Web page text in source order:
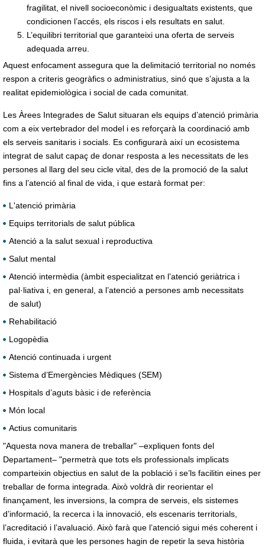
fragilitat, el nivell socioeconòmic i desigualtats existents, que
condicionen l’accés, els riscos i els resultats en salut.
L’equilibri territorial que garanteixi una oferta de serveis
adequada arreu.
Aquest enfocament assegura que la delimitació territorial no només
respon a criteris geogràfics o administratius, sinó que s’ajusta a la
realitat epidemiològica i social de cada comunitat.
Les Àrees Integrades de Salut situaran els equips d’atenció primària
com a eix vertebrador del model i es reforçarà la coordinació amb
els serveis sanitaris i socials. Es configurarà així un ecosistema
integrat de salut capaç de donar resposta a les necessitats de les
persones al llarg del seu cicle vital, des de la promoció de la salut
fins a l’atenció al final de vida, i que estarà format per:
L'atenció primària
Equips territorials de salut pública
Atenció a la salut sexual i reproductiva
Salut mental
Atenció intermèdia (àmbit especialitzat en l’atenció geriàtrica i
pal·liativa i, en general, a l’atenció a persones amb necessitats
de salut)
Rehabilitació
Logopèdia
Atenció continuada i urgent
Sistema d’Emergències Mèdiques (SEM)
Hospitals d’aguts bàsic i de referència
Món local
Actius comunitaris
"Aquesta nova manera de treballar" –expliquen fonts del
Departament– "permetrà que tots els professionals implicats
comparteixin objectius en salut de la població i se’ls facilitin eines per
treballar de forma integrada. Això voldrà dir reorientar el
finançament, les inversions, la compra de serveis, els sistemes
d’informació, la recerca i la innovació, els escenaris territorials,
l’acreditació i l’avaluació. Això farà que l’atenció sigui més coherent i
fluida, i evitarà que les persones hagin de repetir la seva història